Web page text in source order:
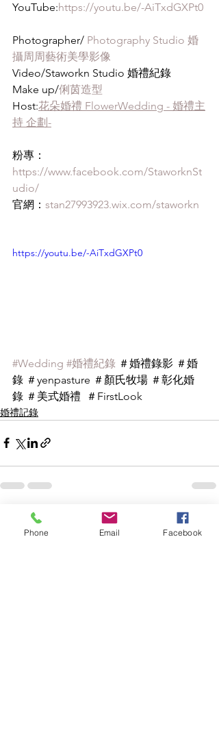
YouTube:https://youtu.be/-AiTxdGXPt0
Photographer/ Photography Studio 婚
攝周周藝術美學影像
Video/Staworkn Studio 婚禮紀錄
Make up/俐茵造型
Host:花朵婚禮 FlowerWedding - 婚禮主
持 企劃-
粉專：
https://www.facebook.com/StaworknSt
udio/
官網： stan27993923.wix.com/staworkn
https://youtu.be/-AiTxdGXPt0
#Wedding #婚禮紀錄 ＃婚禮錄影 ＃婚
錄 ＃yenpasture ＃顏氏牧場 ＃彰化婚
錄 ＃美式婚禮  ＃FirstLook
婚禮記錄
最新文章 查看全部
Phone Email Facebook